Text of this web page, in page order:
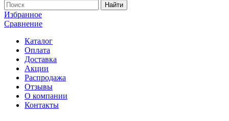
Найти
Избранное
Сравнение
Каталог
Оплата
Доставка
Акции
Распродажа
Отзывы
О компании
Контакты